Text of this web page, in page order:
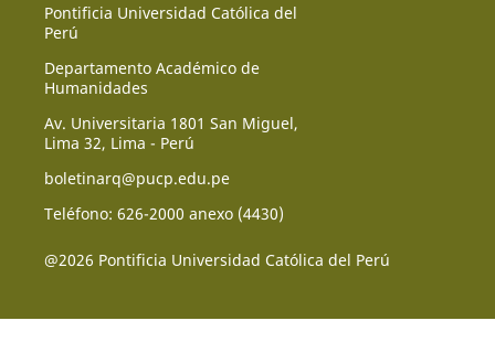
Pontificia Universidad Católica del
Perú
Departamento Académico de
Humanidades
Av. Universitaria 1801 San Miguel,
Lima 32, Lima - Perú
boletinarq@pucp.edu.pe
Teléfono: 626-2000 anexo (4430)
@2026 Pontificia Universidad Católica del Perú